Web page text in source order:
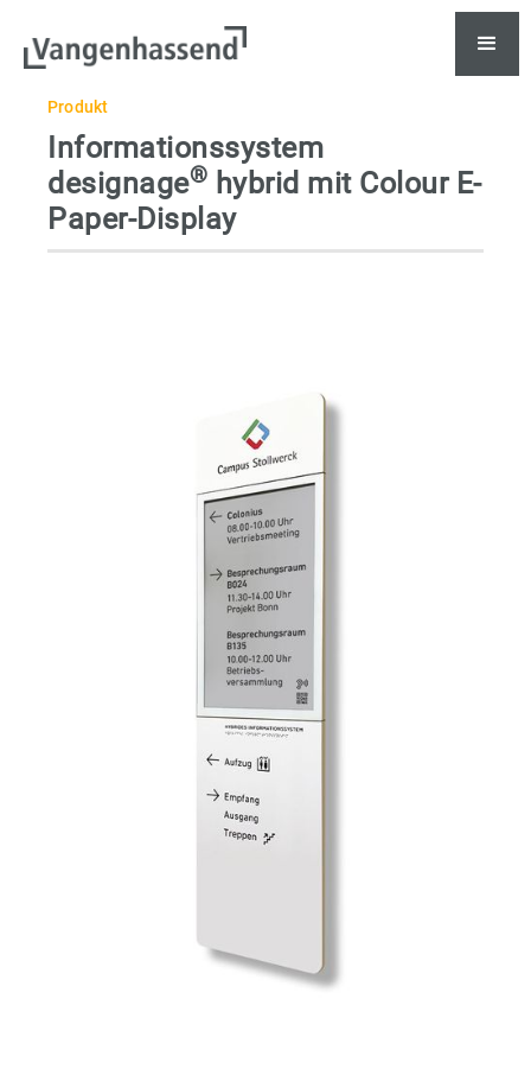
Produkt
Informationssystem
designage® hybrid mit Colour E-
Paper-Display